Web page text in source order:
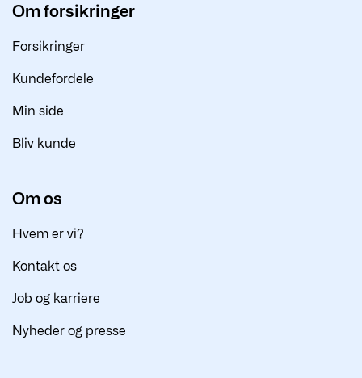
Om forsikringer
Forsikringer
Kundefordele
Min side
Bliv kunde
Om os
Hvem er vi?
Kontakt os
Job og karriere
Nyheder og presse